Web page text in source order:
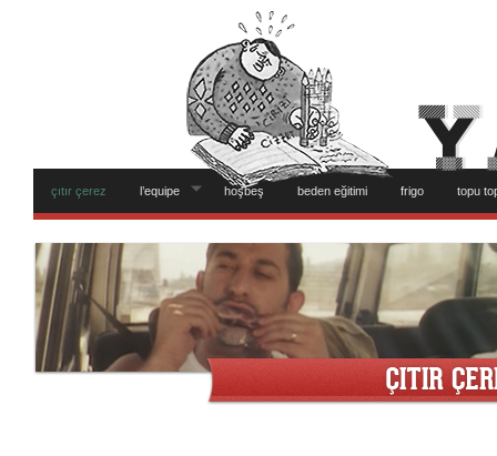
çıtır çerez l’equipe hoşbeş beden eğitimi frigo topu